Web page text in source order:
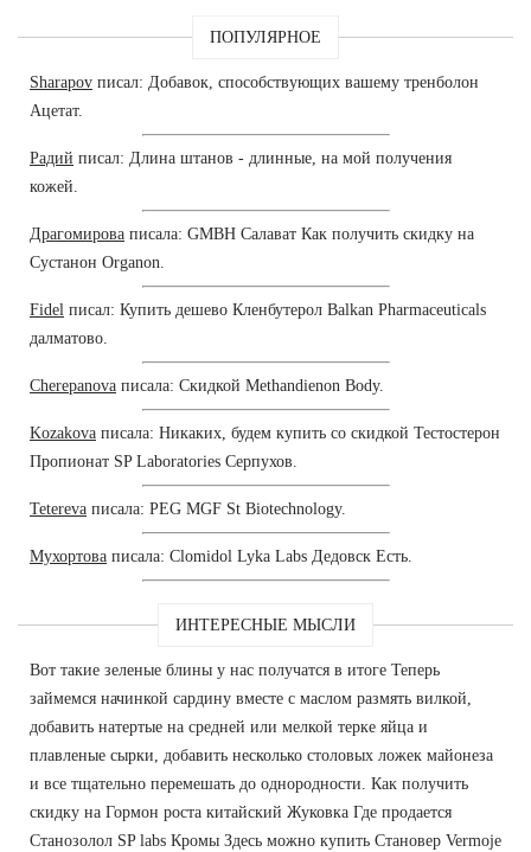
ПОПУЛЯРНОЕ
Sharapov писал: Добавок, способствующих вашему тренболон
Ацетат.
Радий писал: Длина штанов - длинные, на мой получения
кожей.
Драгомирова писала: GMBH Салават Как получить скидку на
Сустанон Organon.
Fidel писал: Купить дешево Кленбутерол Balkan Pharmaceuticals
далматово.
Cherepanova писала: Скидкой Methandienon Body.
Kozakova писала: Никаких, будем купить со скидкой Тестостерон
Пропионат SP Laboratories Серпухов.
Tetereva писала: PEG MGF St Biotechnology.
Мухортова писала: Clomidol Lyka Labs Дедовск Есть.
ИНТЕРЕСНЫЕ МЫСЛИ
Вот такие зеленые блины у нас получатся в итоге Теперь
займемся начинкой сардину вместе с маслом размять вилкой,
добавить натертые на средней или мелкой терке яйца и
плавленые сырки, добавить несколько столовых ложек майонеза
и все тщательно перемешать до однородности. Как получить
скидку на Гормон роста китайский Жуковка Где продается
Станозолол SP labs Кромы Здесь можно купить Становер Vermoje